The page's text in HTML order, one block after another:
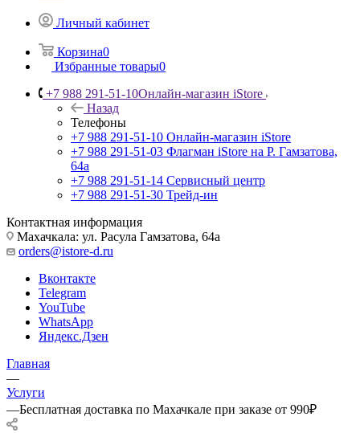
Личный кабинет
Корзина0
Избранные товары0
+7 988 291-51-10Онлайн-магазин iStore
Назад
Телефоны
+7 988 291-51-10 Онлайн-магазин iStore
+7 988 291-51-03 Флагман iStore на Р. Гамзатова,
64а
+7 988 291-51-14 Сервисный центр
+7 988 291-51-30 Трейд-ин
Контактная информация
Махачкала: ул. Расула Гамзатова, 64а
orders@istore-d.ru
Вконтакте
Telegram
YouTube
WhatsApp
Яндекс.Дзен
Главная
—
Услуги
—Бесплатная доставка по Махачкале при заказе от 990₽